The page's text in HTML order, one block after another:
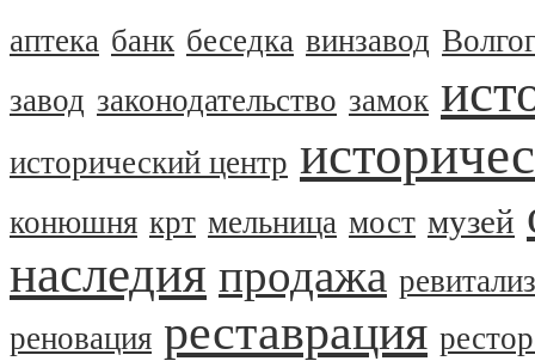
аптека банк беседка винзавод
завод законодательство замок
исторический центр
конюшня крт мельница мост музей
наследия продажа
реновация реставрация